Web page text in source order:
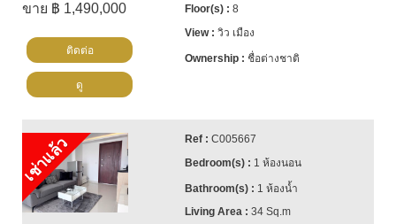
ขาย ฿ 1,490,000
8
วิว เมือง
ชื่อต่างชาติ
ติดต่อ
ดู
เช่าแล้ว
C005667
1 ห้องนอน
1 ห้องน้ำ
34 Sq.m